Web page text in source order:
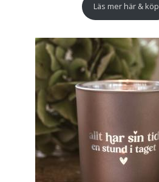
Läs mer här & köp